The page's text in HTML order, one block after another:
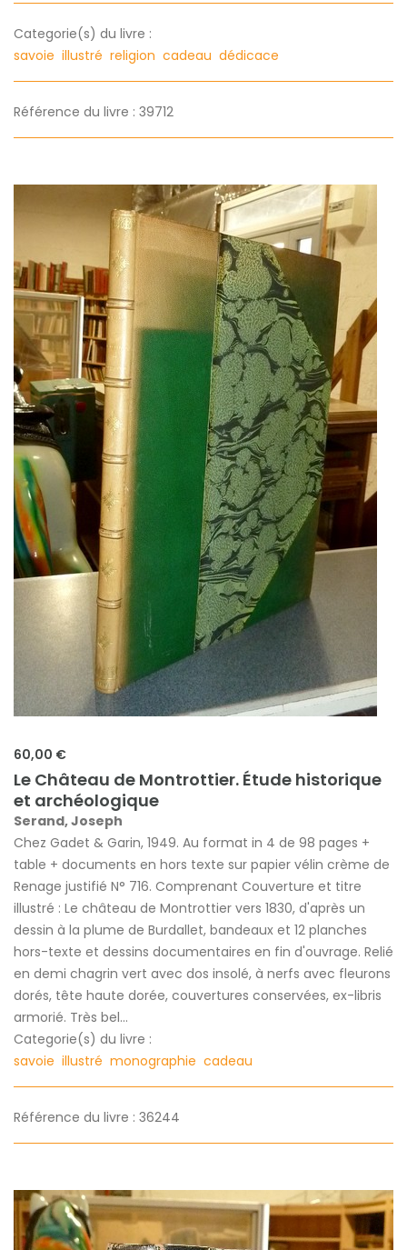
Categorie(s) du livre :
savoie illustré religion cadeau dédicace
Référence du livre : 39712
60,00 €
Le Château de Montrottier. Étude historique
et archéologique
Serand, Joseph
Chez Gadet & Garin, 1949. Au format in 4 de 98 pages +
table + documents en hors texte sur papier vélin crème de
Renage justifié N° 716. Comprenant Couverture et titre
illustré : Le château de Montrottier vers 1830, d'après un
dessin à la plume de Burdallet, bandeaux et 12 planches
hors-texte et dessins documentaires en fin d'ouvrage. Relié
en demi chagrin vert avec dos insolé, à nerfs avec fleurons
dorés, tête haute dorée, couvertures conservées, ex-libris
armorié. Très bel...
Categorie(s) du livre :
savoie illustré monographie cadeau
Référence du livre : 36244